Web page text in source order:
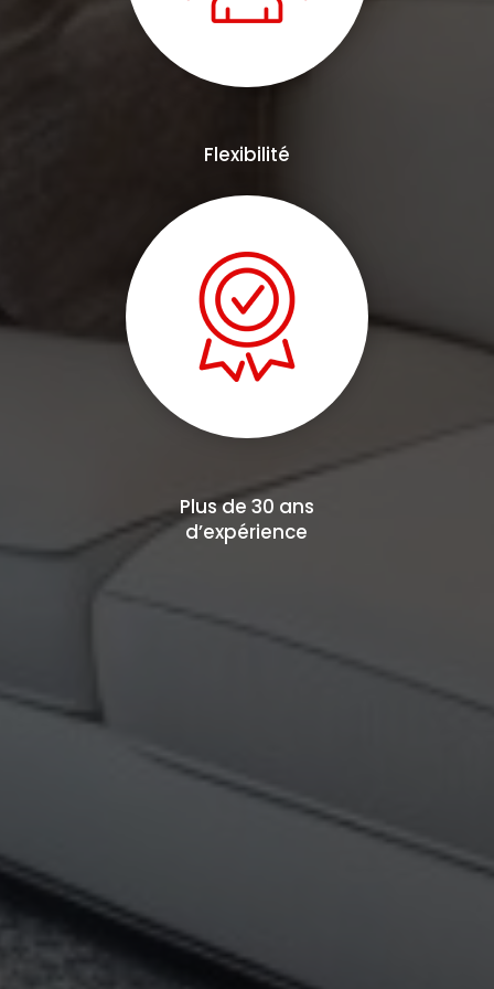
Flexibilité
Plus de 30 ans
d’expérience